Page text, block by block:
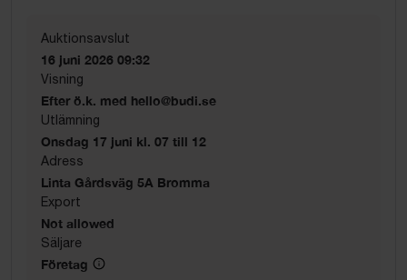
Auktionsavslut
16 juni 2026 09:32
Visning
Efter ö.k. med hello@budi.se
Utlämning
Onsdag 17 juni kl. 07 till 12
Adress
Linta Gårdsväg 5A Bromma
Export
Not allowed
Säljare
Företag